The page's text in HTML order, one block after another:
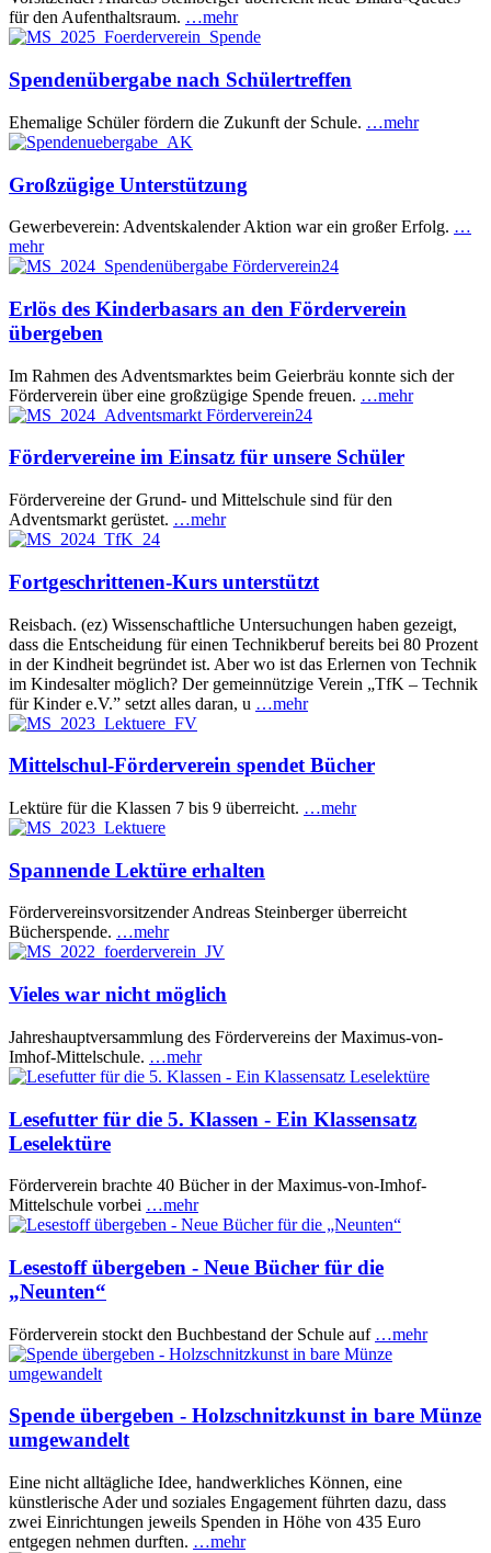
für den Aufenthaltsraum. …mehr
Spendenübergabe nach Schülertreffen
Ehemalige Schüler fördern die Zukunft der Schule. …mehr
Großzügige Unterstützung
Gewerbeverein: Adventskalender Aktion war ein großer Erfolg. …
mehr
Erlös des Kinderbasars an den Förderverein
übergeben
Im Rahmen des Adventsmarktes beim Geierbräu konnte sich der
Förderverein über eine großzügige Spende freuen. …mehr
Fördervereine im Einsatz für unsere Schüler
Fördervereine der Grund- und Mittelschule sind für den
Adventsmarkt gerüstet. …mehr
Fortgeschrittenen-Kurs unterstützt
Reisbach. (ez) Wissenschaftliche Untersuchungen haben gezeigt,
dass die Entscheidung für einen Technikberuf bereits bei 80 Prozent
in der Kindheit begründet ist. Aber wo ist das Erlernen von Technik
im Kindesalter möglich? Der gemeinnützige Verein „TfK – Technik
für Kinder e.V.” setzt alles daran, u …mehr
Mittelschul-Förderverein spendet Bücher
Lektüre für die Klassen 7 bis 9 überreicht. …mehr
Spannende Lektüre erhalten
Fördervereinsvorsitzender Andreas Steinberger überreicht
Bücherspende. …mehr
Vieles war nicht möglich
Jahreshauptversammlung des Fördervereins der Maximus-von-
Imhof-Mittelschule. …mehr
Lesefutter für die 5. Klassen - Ein Klassensatz
Leselektüre
Förderverein brachte 40 Bücher in der Maximus-von-Imhof-
Mittelschule vorbei …mehr
Lesestoff übergeben - Neue Bücher für die
„Neunten“
Förderverein stockt den Buchbestand der Schule auf …mehr
Spende übergeben - Holzschnitzkunst in bare Münze
umgewandelt
Eine nicht alltägliche Idee, handwerkliches Können, eine
künstlerische Ader und soziales Engagement führten dazu, dass
zwei Einrichtungen jeweils Spenden in Höhe von 435 Euro
entgegen nehmen durften. …mehr